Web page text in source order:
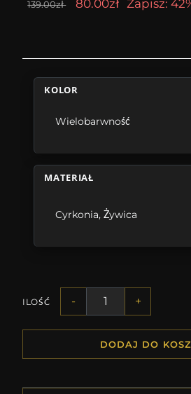
139.00zł 80.00zł Zapisz:
KOLOR
Wielobarwność
MATERIAŁ
Cyrkonia,Żywica
ILOŚĆ - +
DODAJ DO